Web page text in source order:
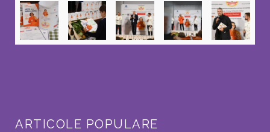
ARTICOLE POPULARE